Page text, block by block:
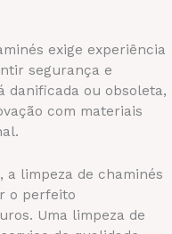
exige experiência
segurança e
danificada ou obsoleta,
com materiais
a limpeza de chaminés
o perfeito
Uma limpeza de